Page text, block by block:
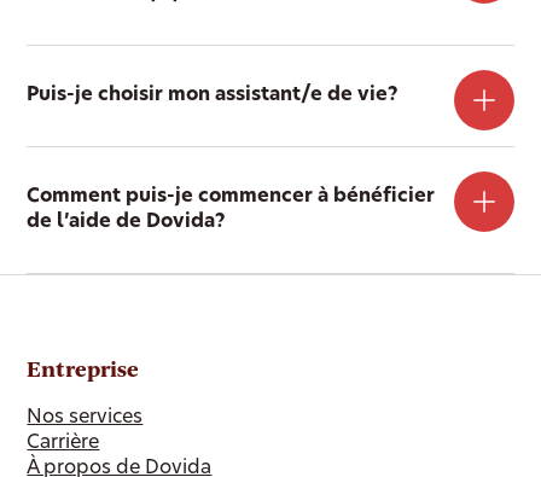
Puis-je choisir mon assistant/e de vie?
Comment puis-je commencer à bénéficier
de l’aide de Dovida?
Entreprise
Nos services
Carrière
À propos de Dovida